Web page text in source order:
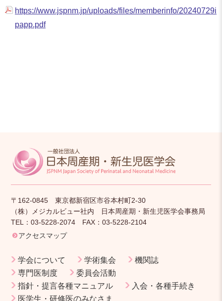
https://www.jspnm.jp/uploads/files/memberinfo/20240729i
papp.pdf
〒162-0845 東京都新宿区市谷本村町2-30
（株）メジカルビュー社内 日本周産期・新生児医学会事務局
TEL：03-5228-2074 FAX：03-5228-2104
アクセスマップ
学会について 学術集会
機関誌
専門医制度
委員会活動
指針・提言各種マニュアル
入会・各種手続き
医学生・研修医のみなさま